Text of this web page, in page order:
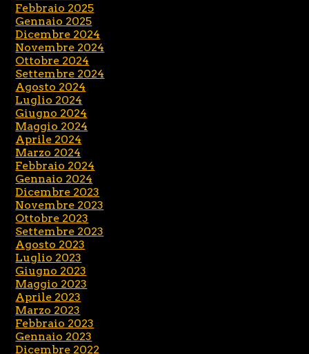
Febbraio 2025
Gennaio 2025
Dicembre 2024
Novembre 2024
Ottobre 2024
Settembre 2024
Agosto 2024
Luglio 2024
Giugno 2024
Maggio 2024
Aprile 2024
Marzo 2024
Febbraio 2024
Gennaio 2024
Dicembre 2023
Novembre 2023
Ottobre 2023
Settembre 2023
Agosto 2023
Luglio 2023
Giugno 2023
Maggio 2023
Aprile 2023
Marzo 2023
Febbraio 2023
Gennaio 2023
Dicembre 2022